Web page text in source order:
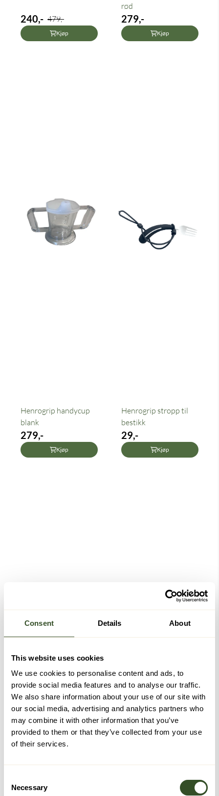
Consent Details About
This website uses cookies
We use cookies to personalise content and ads, to
provide social media features and to analyse our traffic.
We also share information about your use of our site with
our social media, advertising and analytics partners who
may combine it with other information that you’ve
provided to them or that they’ve collected from your use
of their services.
Selection
Necessary
240,- 479,-
Kjøp
rød
279,-
Kjøp
Henrogrip handycup
blank
279,-
Kjøp
Henrogrip stropp til
bestikk
29,-
Kjøp